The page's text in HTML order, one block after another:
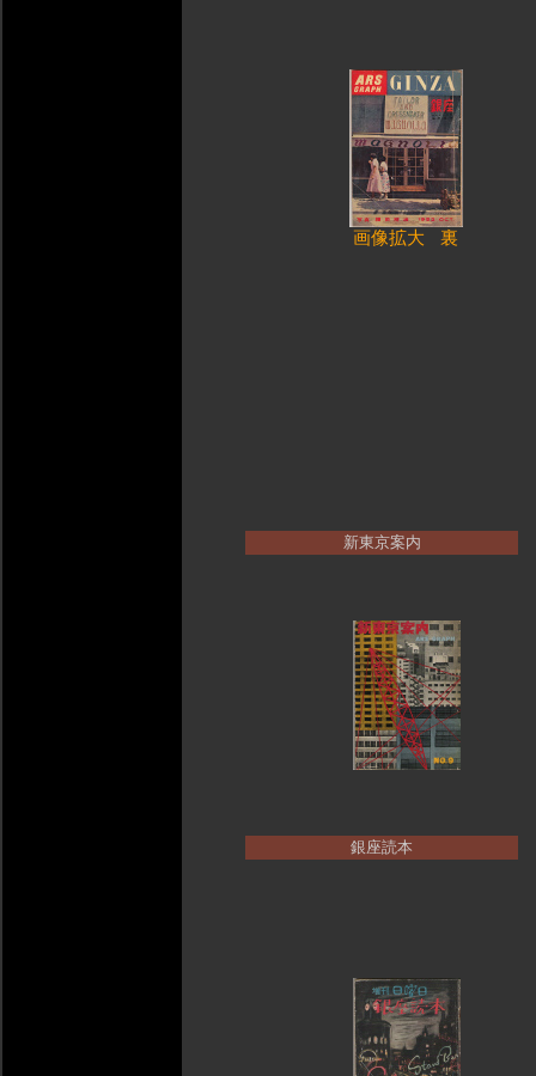
画像拡大 裏
新東京案内
銀座読本